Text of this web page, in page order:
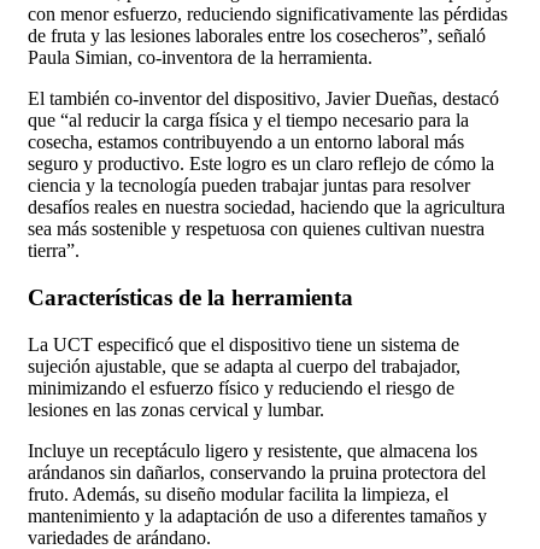
con menor esfuerzo, reduciendo significativamente las pérdidas
de fruta y las lesiones laborales entre los cosecheros”, señaló
Paula Simian, co-inventora de la herramienta.
El también co-inventor del dispositivo, Javier Dueñas, destacó
que “al reducir la carga física y el tiempo necesario para la
cosecha, estamos contribuyendo a un entorno laboral más
seguro y productivo. Este logro es un claro reflejo de cómo la
ciencia y la tecnología pueden trabajar juntas para resolver
desafíos reales en nuestra sociedad, haciendo que la agricultura
sea más sostenible y respetuosa con quienes cultivan nuestra
tierra”.
Características de la herramienta
La UCT especificó que el dispositivo tiene un sistema de
sujeción ajustable, que se adapta al cuerpo del trabajador,
minimizando el esfuerzo físico y reduciendo el riesgo de
lesiones en las zonas cervical y lumbar.
Incluye un receptáculo ligero y resistente, que almacena los
arándanos sin dañarlos, conservando la pruina protectora del
fruto. Además, su diseño modular facilita la limpieza, el
mantenimiento y la adaptación de uso a diferentes tamaños y
variedades de arándano.